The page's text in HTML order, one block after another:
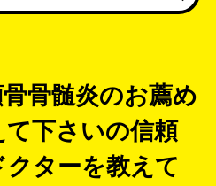
骨髄炎のお薦め
て下さいの信頼
ターを教えて